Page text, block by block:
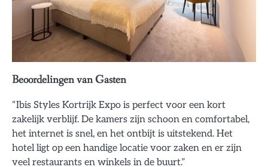
Beoordelingen van Gasten
“Ibis Styles Kortrijk Expo is perfect voor een kort
zakelijk verblijf. De kamers zijn schoon en comfortabel,
het internet is snel, en het ontbijt is uitstekend. Het
hotel ligt op een handige locatie voor zaken en er zijn
veel restaurants en winkels in de buurt.”